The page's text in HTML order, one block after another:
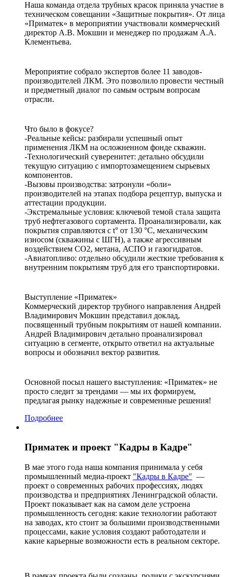
Наша команда отдела трубных красок приняла участие в
техническом совещании «Защитные покрытия». От лица
«Приматек» в мероприятии участвовали коммерческий
директор А.В. Мокшин и менеджер по продажам А.А.
Клементьева.
Мероприятие собрало экспертов более 11 заводов-
производителей ЛКМ. Это позволило провести честный
и предметный диалог по самым острым вопросам
отрасли.
Что было в фокусе?
-Реальные кейсы: разбирали успешный опыт
применения ЛКМ на осложненном фонде скважин.
-Технологический суверенитет: детально обсудили
текущую ситуацию с импортозамещением сырьевых
компонентов.
-Вызовы производства: затронули «боли»
производителей на этапах подбора рецептур, выпуска и
аттестации продукции.
-Экстремальные условия: ключевой темой стала защита
труб нефтегазового сортамента. Проанализировали, как
покрытия справляются с t° от 130 °С, механическим
износом (скважины с ШГН), а также агрессивным
воздействием СО2, метана, АСПО и газогидратов.
-Авиатопливо: отдельно обсудили жесткие требования к
внутренним покрытиям труб для его транспортировки.
Выступление «Приматек»
Коммерческий директор трубного направления Андрей
Владимирович Мокшин представил доклад,
посвященный трубным покрытиям от нашей компании.
Андрей Владимирович детально проанализировал
ситуацию в сегменте, открыто ответил на актуальные
вопросы и обозначил вектор развития.
Основной посыл нашего выступления: «Приматек» не
просто следит за трендами — мы их формируем,
предлагая рынку надежные и современные решения!
Подробнее
Приматек и проект "Кадры в Кадре"
В мае этого года наша компания принимала у себя
промышленный медиа-проект "Кадры в Кадре" —
проект о современных рабочих профессиях, людях
производства и предприятиях Ленинградской области.
Проект показывает как на самом деле устроена
промышленность сегодня: какие технологии работают
на заводах, кто стоит за большими производственными
процессами, какие условия создают работодатели и
какие карьерные возможности есть в реальном секторе.